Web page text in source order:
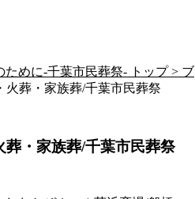
めに-千葉市民葬祭- トップ > ブ
火葬・家族葬/千葉市民葬祭
・家族葬/千葉市民葬祭